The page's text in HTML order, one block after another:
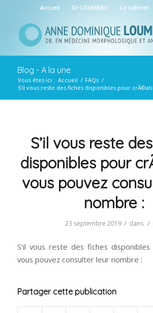
Accueil Dr LOUMEAU Le cabinet
Blog - A la une
Vous êtes ici : Accueil / FAQs /
S’il vous reste des fiches disponibles pour
S’il vous reste
disponibles pour
vous pouvez
nombre :
23 septembre 2019 / dans /
S’il vous reste des fiches
vous pouvez consulter leur nombre :
Partager cette publication